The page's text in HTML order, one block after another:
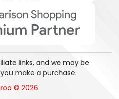
links, and we may be
make a purchase.
© 2026